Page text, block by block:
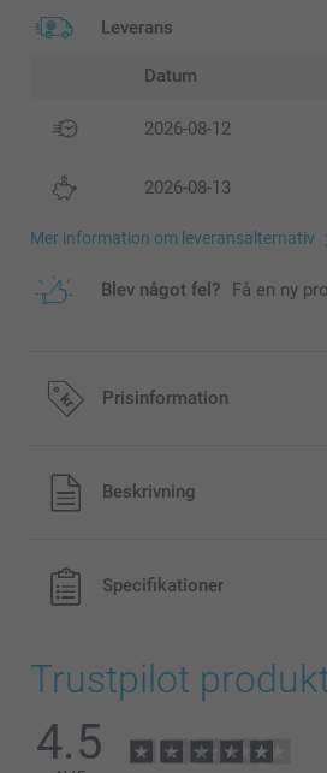
Leverans
Datum
2026-08-12
2026-08-13
Mer information om leveransalternativ
Blev något fel? Få en ny
Prisinformation
Alla priser är i svenska kronor
exklusive porto.
Beskrivning
Specifikationer
Trustpilot
4.5